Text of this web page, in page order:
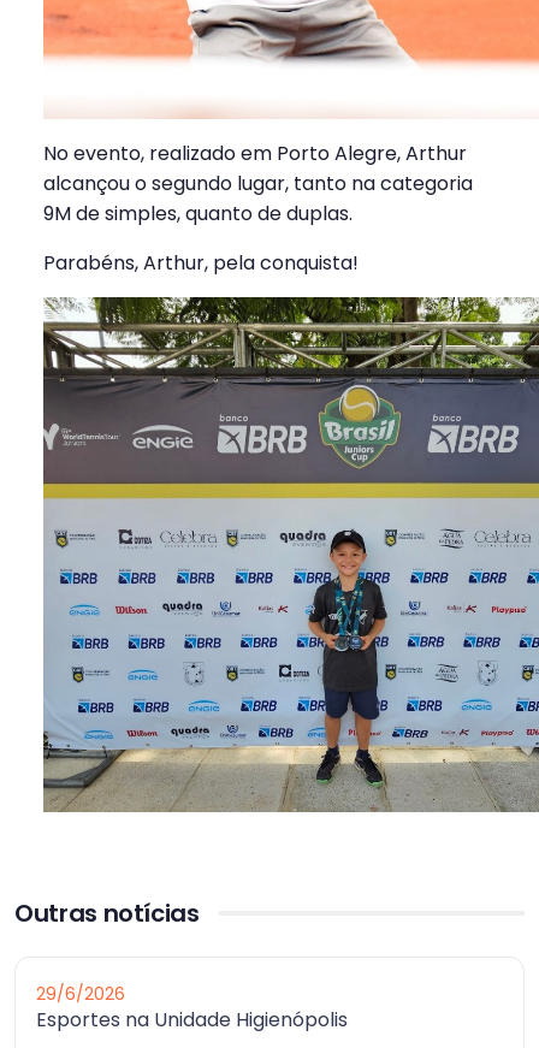
No evento, realizado em Porto Alegre, Arthur
alcançou o segundo lugar, tanto na categoria
9M de simples, quanto de duplas.
Parabéns, Arthur, pela conquista!
Outras notícias
29/6/2026
Esportes na Unidade Higienópolis